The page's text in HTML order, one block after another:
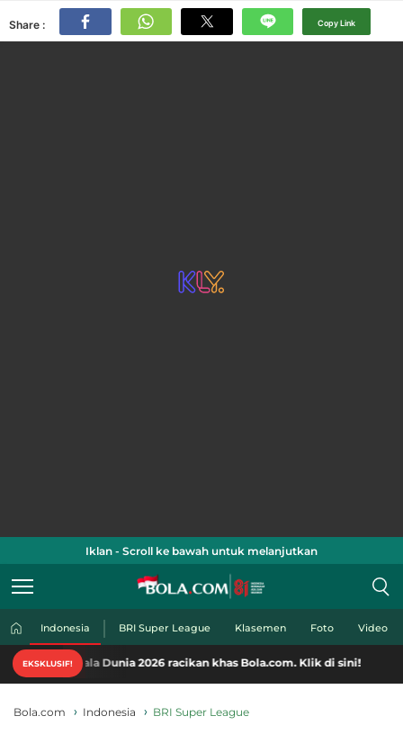
Share : Copy Link
Iklan - Scroll ke bawah untuk melanjutkan
Indonesia BRI Super League Klasemen Foto Video
EKSKLUSIF!
Dunia 2026 racikan khas Bola.com. Klik di sini!
Bola.com Indonesia BRI Super League